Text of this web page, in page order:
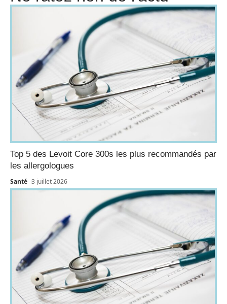
Top 5 des Levoit Core 300s les plus recommandés par
les allergologues
Santé 3 juillet 2026